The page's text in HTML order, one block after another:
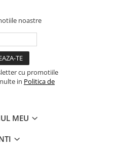
noastre
cu promotiile
in Politica de
MEU